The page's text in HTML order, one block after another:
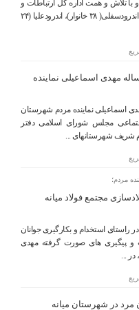
با تلاش و همت اداره کل ارتباطات و
فناوری اطلاعات آذربایجان شرقی، روستاهای اندرودسفلی( ۳۸ خانوار)، اندرودعلیا (۲۴
مهدی اسماعیلی نماینده
اسماعیلی نماینده مردم شهرستان
مجلس شورای اسلامی دفتر
شریف شهرستانهای ...
مردم؛
در طرح فولادسازی مجتمع فولاد میانه
راستای استخدام و بکارگیری جوانان
و پیگیری های صورت گرفته مهدی
در ...
در شهرستان میانه